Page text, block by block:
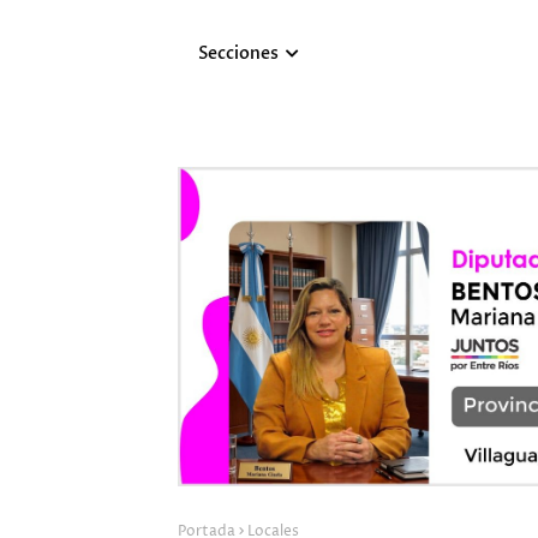
Secciones
Portada Locales